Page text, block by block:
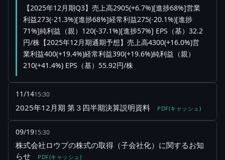
【2025年12月期Q3】売上高2905(+6.7%)[進捗68%]営業
利益273(-21.3%)[進捗68%]経常利益275(-20.1%)[進捗
71%]純利益（親）120(-37.1%)[進捗57%] EPS（基）32.2
円/株【2025年12月期通期予想】売上高4300(+16.0%)営
業利益400(+19.4%)経常利益390(+19.6%)純利益（親）
210(+41.4%) EPS（基）55.92円/株
11/1415:30
2025年12月期 第３四半期決算説明資料 PDF(キャッシュ)
09/1915:30
株式会社ロウプの株式の取得（子会社化）に関するお知
らせ
PDF(キャッシュ)